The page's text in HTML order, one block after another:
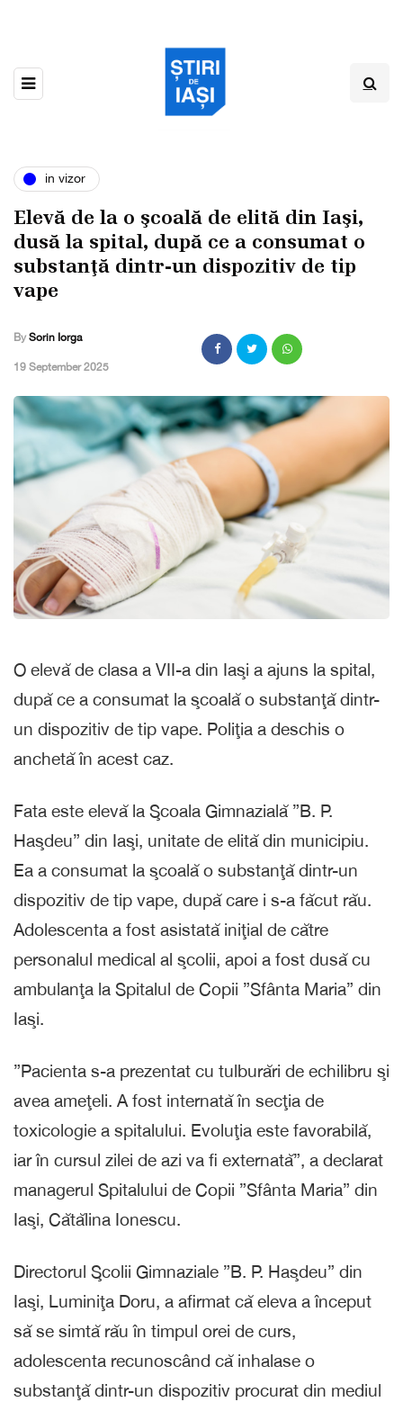
in vizor
Elevă de la o şcoală de elită din Iaşi,
dusă la spital, după ce a consumat o
substanţă dintr-un dispozitiv de tip
vape
By Sorin Iorga
,19 September 2025
O elevă de clasa a VII-a din Iaşi a ajuns la spital,
după ce a consumat la şcoală o substanţă dintr-
un dispozitiv de tip vape. Poliţia a deschis o
anchetă în acest caz.
Fata este elevă la Şcoala Gimnazială ”B. P.
Haşdeu” din Iaşi, unitate de elită din municipiu.
Ea a consumat la şcoală o substanţă dintr-un
dispozitiv de tip vape, după care i s-a făcut rău.
Adolescenta a fost asistată iniţial de către
personalul medical al şcolii, apoi a fost dusă cu
ambulanţa la Spitalul de Copii ”Sfânta Maria” din
Iaşi.
”Pacienta s-a prezentat cu tulburări de echilibru şi
avea ameţeli. A fost internată în secţia de
toxicologie a spitalului. Evoluţia este favorabilă,
iar în cursul zilei de azi va fi externată”, a declarat
managerul Spitalului de Copii ”Sfânta Maria” din
Iaşi, Cătălina Ionescu.
Directorul Şcolii Gimnaziale ”B. P. Haşdeu” din
Iaşi, Luminiţa Doru, a afirmat că eleva a început
să se simtă rău în timpul orei de curs,
adolescenta recunoscând că inhalase o
substanţă dintr-un dispozitiv procurat din mediul